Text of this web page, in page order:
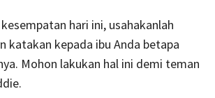
hari ini, usahakanlah
katakan kepada ibu Anda betapa
Mohon lakukan hal ini demi teman